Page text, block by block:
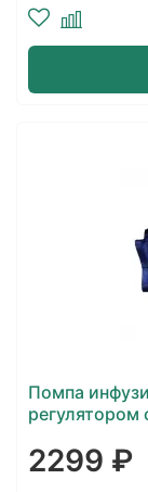
Помпа
2299 ₽